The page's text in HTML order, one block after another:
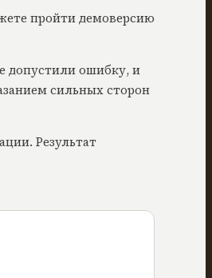
пройти демоверсию
допустили ошибку, и
сильных сторон
Результат